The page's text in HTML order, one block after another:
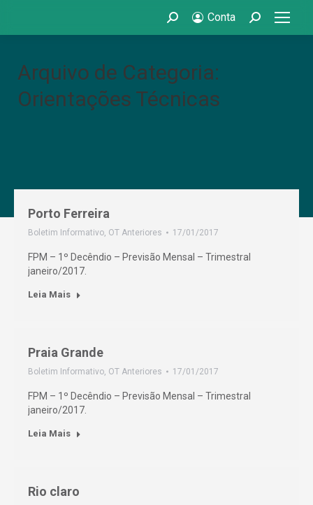
Search: Conta Search:
Arquivo de Categoria:
Orientações Técnicas
Porto Ferreira
Boletim Informativo, OT Anteriores 17/01/2017
FPM – 1º Decêndio – Previsão Mensal – Trimestral
janeiro/2017.
Leia Mais
Praia Grande
Boletim Informativo, OT Anteriores 17/01/2017
FPM – 1º Decêndio – Previsão Mensal – Trimestral
janeiro/2017.
Leia Mais
Rio claro